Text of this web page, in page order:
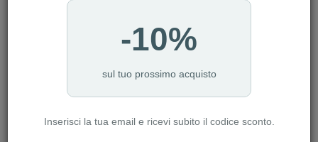
-10%
sul tuo prossimo acquisto
Inserisci la tua email e ricevi subito il codice sconto.